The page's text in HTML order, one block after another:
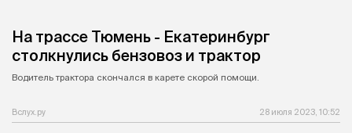
На трассе Тюмень - Екатеринбург
столкнулись бензовоз и трактор
Водитель трактора скончался в карете скорой помощи.
Вслух.ру 28 июля 2023, 10:52